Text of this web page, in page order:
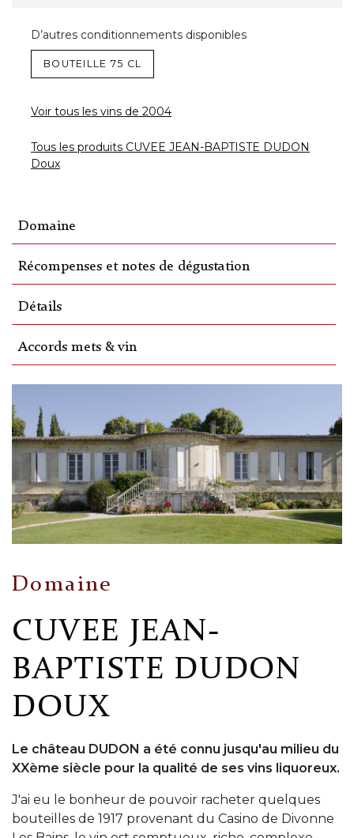
D’autres conditionnements disponibles
BOUTEILLE 75 CL
Voir tous les vins de 2004
Tous les produits CUVEE JEAN-BAPTISTE DUDON
Doux
Domaine
Récompenses et notes de dégustation
Détails
Accords mets & vin
Domaine
CUVEE JEAN-
BAPTISTE DUDON
DOUX
Le château DUDON a été connu jusqu'au milieu du
XXème siècle pour la qualité de ses vins liquoreux.
J'ai eu le bonheur de pouvoir racheter quelques
bouteilles de 1917 provenant du Casino de Divonne